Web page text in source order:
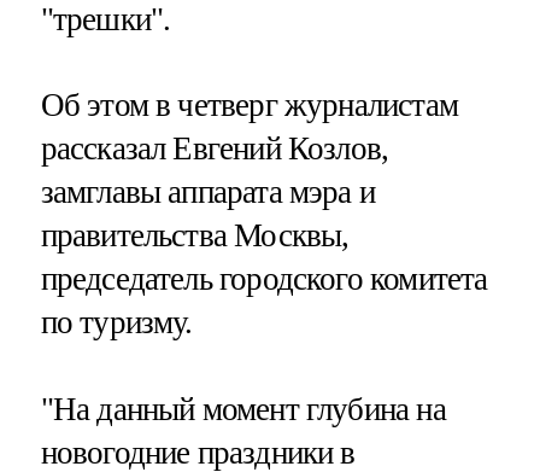
"трешки".
Об этом в четверг журналистам
рассказал Евгений Козлов,
замглавы аппарата мэра и
правительства Москвы,
председатель городского комитета
по туризму.
"На данный момент глубина на
новогодние праздники в